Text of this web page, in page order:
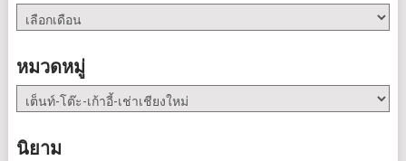
คลัง
เก็บ
หมวดหมู่
หมวด
หมู่
นิยาม